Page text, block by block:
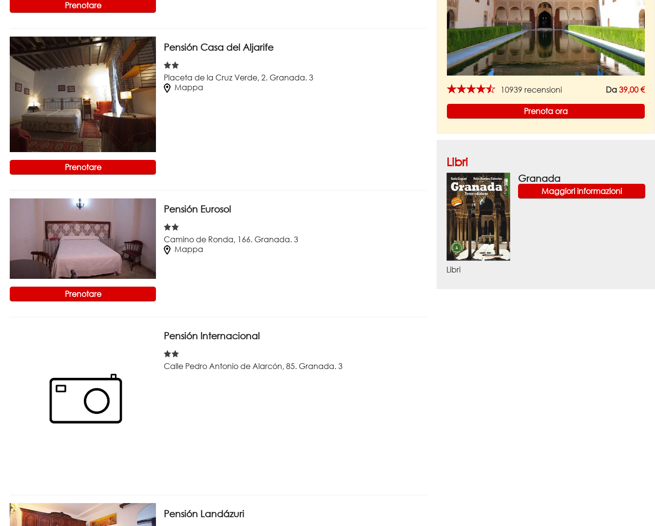
Prenotare
Pensión Casa del Aljarife
Placeta de la Cruz Verde, 2. Granada. 3
Mappa
Prenotare
Pensión Eurosol
Camino de Ronda, 166. Granada. 3
Mappa
Prenotare
Pensión Internacional
Calle Pedro Antonio de Alarcón, 85. Granada. 3
Pensión Landázuri
★★★★★ 10939 recensioni Da 39,00 €
Prenota ora
Libri
Granada
Maggiori informazioni
Libri